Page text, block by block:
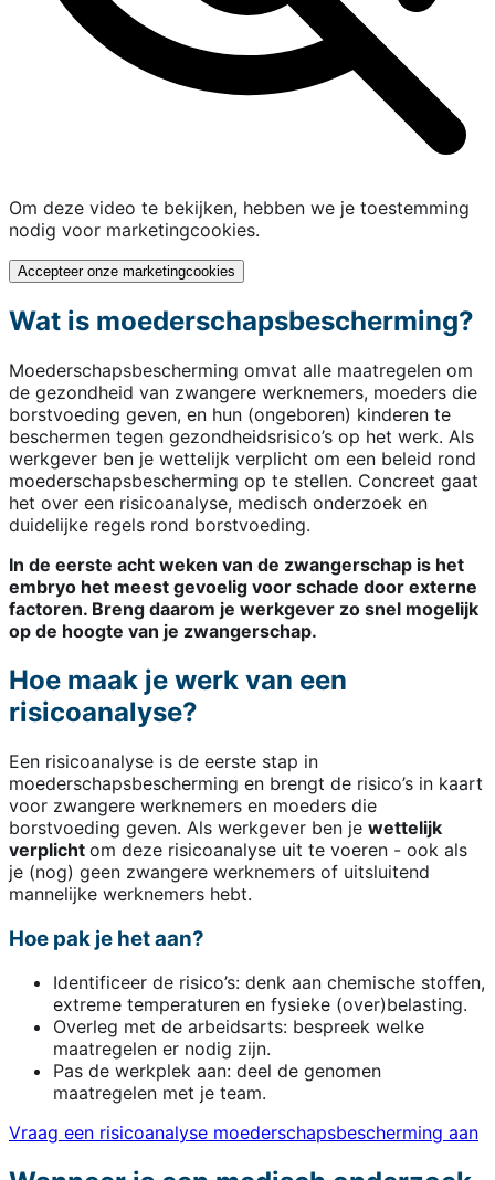
Om deze video te bekijken, hebben we je toestemming
nodig voor marketingcookies.
Accepteer onze marketingcookies
Wat is moederschapsbescherming?
Moederschapsbescherming omvat alle maatregelen om
de gezondheid van zwangere werknemers, moeders die
borstvoeding geven, en hun (ongeboren) kinderen te
beschermen tegen gezondheidsrisico’s op het werk. Als
werkgever ben je wettelijk verplicht om een beleid rond
moederschapsbescherming op te stellen. Concreet gaat
het over een risicoanalyse, medisch onderzoek en
duidelijke regels rond borstvoeding.
In de eerste acht weken van de zwangerschap is het
embryo het meest gevoelig voor schade door externe
factoren. Breng daarom je werkgever zo snel mogelijk
op de hoogte van je zwangerschap.
Hoe maak je werk van een
risicoanalyse?
Een risicoanalyse is de eerste stap in
moederschapsbescherming en brengt de risico’s in kaart
voor zwangere werknemers en moeders die
borstvoeding geven. Als werkgever ben je wettelijk
verplicht om deze risicoanalyse uit te voeren - ook als
je (nog) geen zwangere werknemers of uitsluitend
mannelijke werknemers hebt.
Hoe pak je het aan?
Identificeer de risico’s: denk aan chemische stoffen,
extreme temperaturen en fysieke (over)belasting.
Overleg met de arbeidsarts: bespreek welke
maatregelen er nodig zijn.
Pas de werkplek aan: deel de genomen
maatregelen met je team.
Vraag een risicoanalyse moederschapsbescherming aan